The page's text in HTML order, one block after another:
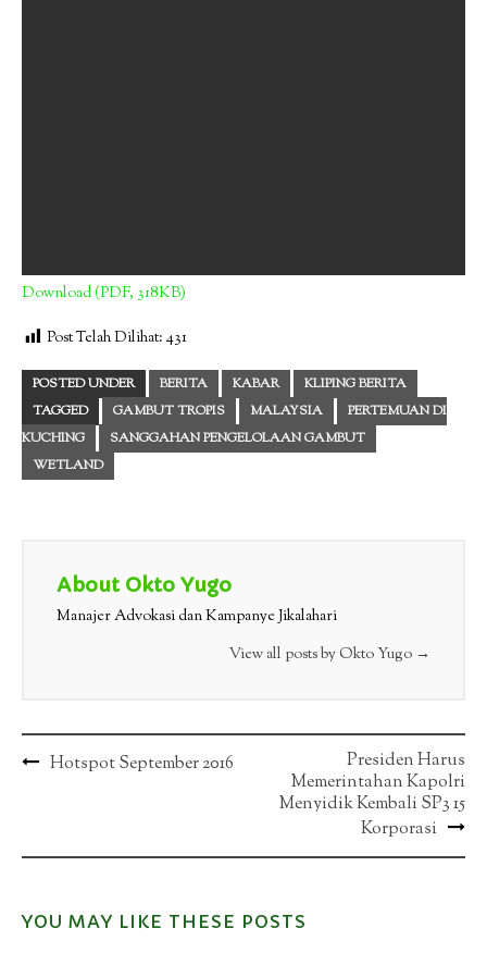
Download (PDF, 318KB)
Post Telah Dilihat: 431
POSTED UNDER BERITA KABAR
KLIPING BERITA
TAGGED
GAMBUT TROPIS MALAYSIA
PERTEMUAN DI
KUCHING
SANGGAHAN PENGELOLAAN GAMBUT
WETLAND
About Okto Yugo
Manajer Advokasi dan Kampanye Jikalahari
View all posts by Okto Yugo →
PostHotspot September 2016
Presiden Harus
Memerintahan Kapolri
Menyidik Kembali SP3 15
Korporasi
YOU MAY LIKE THESE POSTS